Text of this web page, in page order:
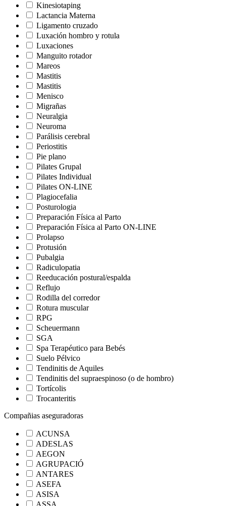
Kinesiotaping
Lactancia Materna
Ligamento cruzado
Luxación hombro y rotula
Luxaciones
Manguito rotador
Mareos
Mastitis
Mastitis
Menisco
Migrañas
Neuralgia
Neuroma
Parálisis cerebral
Periostitis
Pie plano
Pilates Grupal
Pilates Individual
Pilates ON-LINE
Plagiocefalia
Posturologia
Preparación Física al Parto
Preparación Física al Parto ON-LINE
Prolapso
Protusión
Pubalgia
Radiculopatia
Reeducación postural/espalda
Reflujo
Rodilla del corredor
Rotura muscular
RPG
Scheuermann
SGA
Spa Terapéutico para Bebés
Suelo Pélvico
Tendinitis de Aquiles
Tendinitis del supraespinoso (o de hombro)
Tortícolis
Trocanteritis
Compañias aseguradoras
ACUNSA
ADESLAS
AEGON
AGRUPACIÓ
ANTARES
ASEFA
ASISA
ASSA